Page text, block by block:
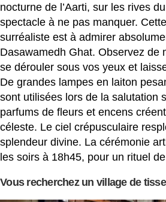
nocturne de l’Aarti, sur les rives
spectacle à ne pas manquer.
surréaliste est à admirer
Dasawamedh Ghat. Observez de
se dérouler sous vos yeux et
De grandes lampes en laiton
sont utilisées lors de la salutation
parfums de fleurs et encens
céleste. Le ciel crépusculaire
splendeur divine. La cérémonie
les soirs à 18h45, pour un rituel
Vous recherchez un village de